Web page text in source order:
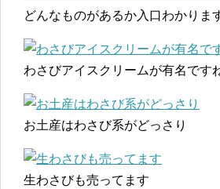
どんなものがあるか入口わかりま
わさびアイスクリームが有名です
お土産はわさび系がどっさり
生わさびも売ってます